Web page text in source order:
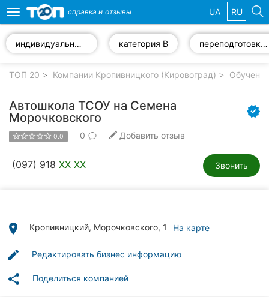
компании
Популярные
рубрики:
Стоматологии
Ветеринарные
Автошколы
Toggle
navigation
справка и отзывы UA RU
индивидуальные занятия по вождению категория В переподготовка водителей
ТОП 20 Компании Кропивницкого (Кировоград)
Автошкола ТСОУ на Семена
Морочковского
0.0 0 Добавить отзыв
(097) 918 XX XX Звонить
place Кропивницкий, Морочковского, 1 На карте
edit Редактировать бизнес информацию
share Поделиться компанией